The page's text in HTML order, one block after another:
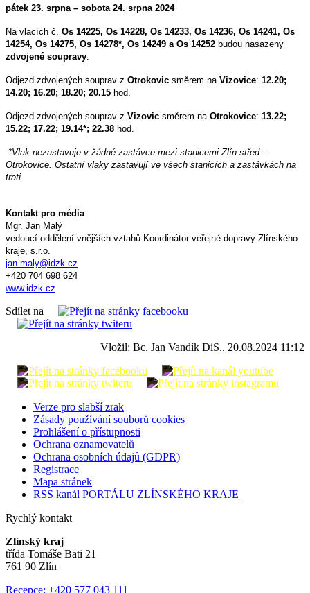
pátek 23. srpna – sobota 24. srpna 2024
Na vlacích č. Os 14225, Os 14228, Os 14233, Os 14236, Os 14241, Os
14254, Os 14275, Os 14278*, Os 14249 a Os 14252 budou nasazeny
zdvojené soupravy
Odjezd zdvojených souprav z Otrokovic směrem na Vizovice: 12.20;
14.20; 16.20; 18.20; 20.15 hod.
Odjezd zdvojených souprav z Vizovic směrem na Otrokovice: 13.22;
15.22; 17.22; 19.14*; 22.38 hod.
*Vlak nezastavuje v žádné zastávce mezi stanicemi Zlín střed –
Otrokovice. Ostatní vlaky zastavují ve všech stanicích a zastávkách na
trati.
Kontakt pro média
Mgr. Jan Malý
vedoucí oddělení vnějších vztahů Koordinátor veřejné dopravy Zlínského
kraje, s.r.o.
jan.maly@idzk.cz
+420 704 698 624
www.idzk.cz
Sdílet na
Vložil: Bc. Jan Vandík DiS., 20.08.2024 11:12
Verze pro slabší zrak
Zásady používání souborů cookies
Prohlášení o přístupnosti
Ochrana oznamovatelů
Ochrana osobních údajů (GDPR)
Registrace
Mapa stránek
RSS kanál PORTÁLU ZLÍNSKÉHO KRAJE
Rychlý kontakt
Zlínský kraj
třída Tomáše Bati 21
761 90 Zlín
Recepce: +420 577 043 111